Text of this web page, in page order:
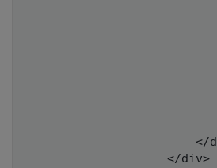
</
                    </div>